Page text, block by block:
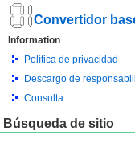
Convertidor
Information
Política de privacidad
Descargo de
Consulta
Búsqueda de sitio